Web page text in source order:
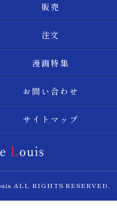
販売
注文
漫画特集
お問い合わせ
サイトマップ
ALL RIGHTS RESERVED.